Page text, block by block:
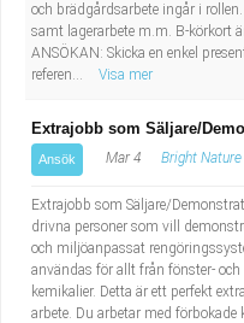
och brädgårdsarbete ingår i
samt lagerarbete m.m. B-körkort
ANSÖKAN: Skicka en enkel
referen...
Visa mer
Extrajobb som Säljare/
Ansök Mar 4 Bright
Extrajobb som Säljare/
drivna personer som vill
och miljöanpassat
användas för allt från fönster-
kemikalier. Detta är ett perfekt
arbete. Du arbetar med